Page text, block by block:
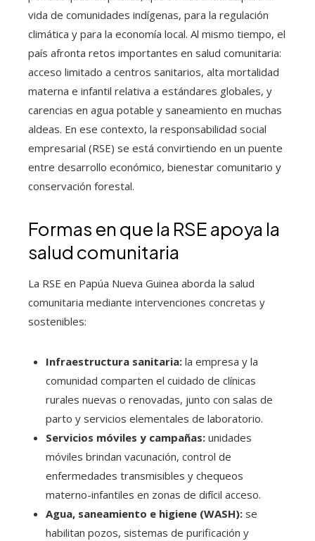
vida de comunidades indígenas, para la regulación
climática y para la economía local. Al mismo tiempo, el
país afronta retos importantes en salud comunitaria:
acceso limitado a centros sanitarios, alta mortalidad
materna e infantil relativa a estándares globales, y
carencias en agua potable y saneamiento en muchas
aldeas. En ese contexto, la responsabilidad social
empresarial (RSE) se está convirtiendo en un puente
entre desarrollo económico, bienestar comunitario y
conservación forestal.
Formas en que la RSE apoya la
salud comunitaria
La RSE en Papúa Nueva Guinea aborda la salud
comunitaria mediante intervenciones concretas y
sostenibles:
Infraestructura sanitaria: la empresa y la
comunidad comparten el cuidado de clínicas
rurales nuevas o renovadas, junto con salas de
parto y servicios elementales de laboratorio.
Servicios móviles y campañas: unidades
móviles brindan vacunación, control de
enfermedades transmisibles y chequeos
materno-infantiles en zonas de difícil acceso.
Agua, saneamiento e higiene (WASH): se
habilitan pozos, sistemas de purificación y